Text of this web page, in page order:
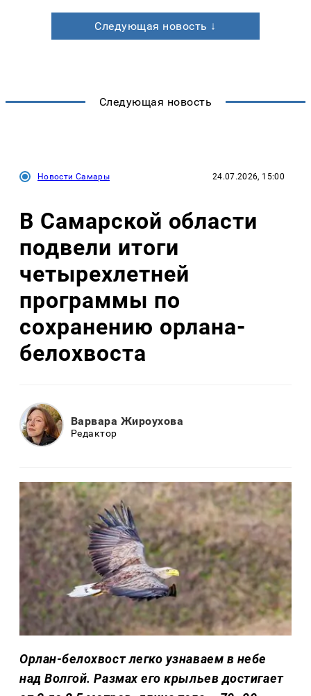
Следующая новость ↓
Следующая новость
Новости Самары 24.07.2026, 15:00
В Самарской области
подвели итоги
четырехлетней
программы по
сохранению орлана-
белохвоста
Варвара Жироухова
Редактор
Орлан-белохвост легко узнаваем в небе
над Волгой. Размах его крыльев достигает